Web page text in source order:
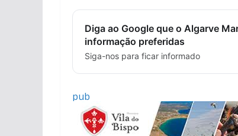
Diga ao Google que o Algarve
informação preferidas
Siga-nos para ficar informado
pub